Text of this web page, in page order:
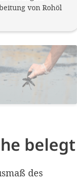
von Rohöl
belegt
des